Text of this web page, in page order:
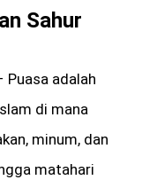
Sahur
Puasa adalah
di mana
minum, dan
matahari